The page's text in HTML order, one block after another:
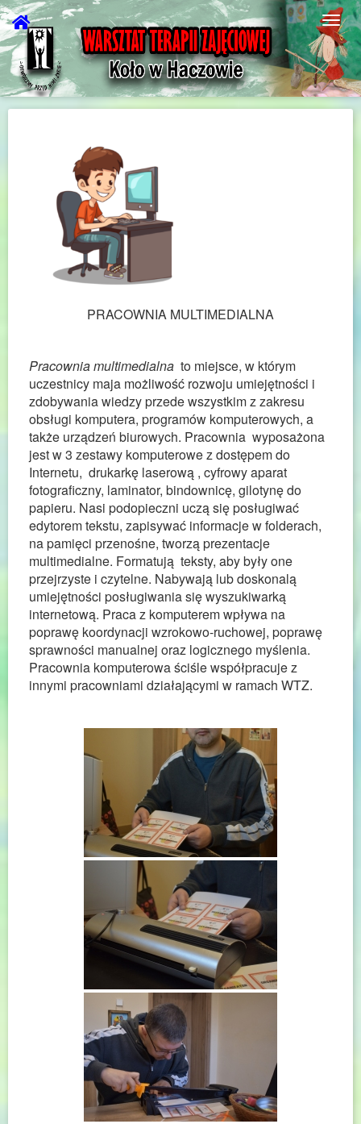
PRACOWNIA MULTIMEDIALNA
Pracownia multimedialna to miejsce, w którym
uczestnicy maja możliwość rozwoju umiejętności i
zdobywania wiedzy przede wszystkim z zakresu
obsługi komputera, programów komputerowych, a
także urządzeń biurowych. Pracownia wyposażona
jest w 3 zestawy komputerowe z dostępem do
Internetu, drukarkę laserową , cyfrowy aparat
fotograficzny, laminator, bindownicę, gilotynę do
papieru. Nasi podopieczni uczą się posługiwać
edytorem tekstu, zapisywać informacje w folderach,
na pamięci przenośne, tworzą prezentacje
multimedialne. Formatują teksty, aby były one
przejrzyste i czytelne. Nabywają lub doskonalą
umiejętności posługiwania się wyszukiwarką
internetową. Praca z komputerem wpływa na
poprawę koordynacji wzrokowo-ruchowej, poprawę
sprawności manualnej oraz logicznego myślenia.
Pracownia komputerowa ściśle współpracuje z
innymi pracowniami działającymi w ramach WTZ.